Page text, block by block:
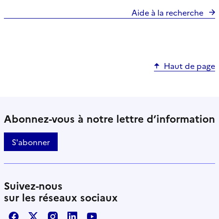
Aide à la recherche
Haut de page
Abonnez-vous à notre lettre d’information
S'abonner
Suivez-nous
sur les réseaux sociaux
FacebookX / TwitterInstagram
LinkedInYoutube